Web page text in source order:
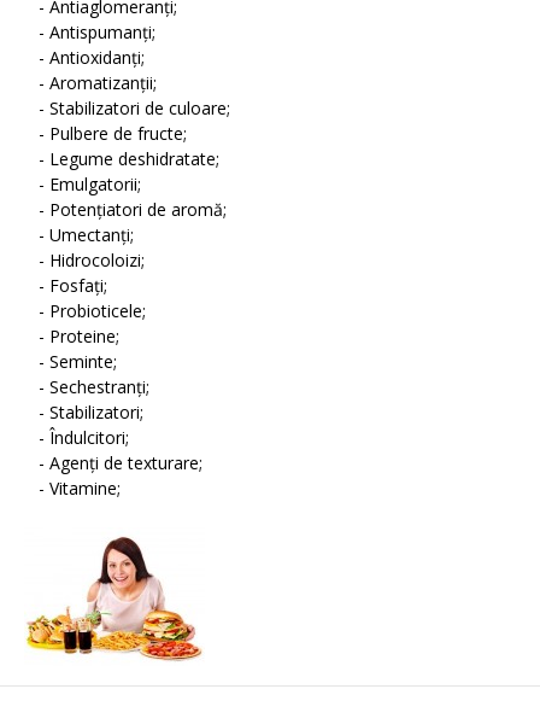
- Antiaglomeranți;
- Antispumanți;
- Antioxidanți;
- Aromatizanții;
- Stabilizatori de culoare;
- Pulbere de fructe;
- Legume deshidratate;
- Emulgatorii;
- Potențiatori de aromă;
- Umectanți;
- Hidrocoloizi;
- Fosfați;
- Probioticele;
- Proteine;
- Seminte;
- Sechestranți;
- Stabilizatori;
- Îndulcitori;
- Agenţi de texturare;
- Vitamine;